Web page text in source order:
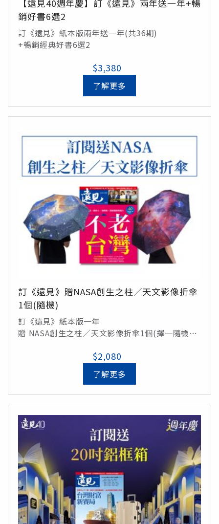
【遠見40週年慶】訂《遠見》兩年送一年+暢
銷好書6選2
訂《遠見》紙本版兩年送一年(共36期)
+暢銷經典好書6選2
$3,380
了解更多
訂《遠見》贈NASA創生之柱／天文影像折傘
1個(隨機)
訂《遠見》紙本版一年
贈 NASA創生之柱／天文影像折傘1個(擇一隨機出
$2,080
了解更多